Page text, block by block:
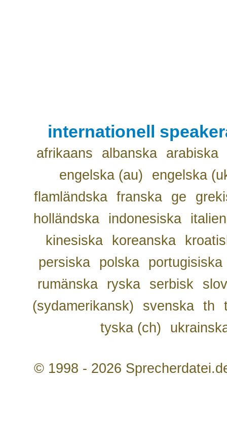
internationell
afrikaans albanska
arabiska
engelska (au)
engelska
flamländska franska ge
holländska
indonesiska
kinesiska
koreanska
persiska
polska
portugisiska
rumänska
ryska serbisk
(sydamerikansk)
svenska th
tyska (ch)
© 1998 - 2026